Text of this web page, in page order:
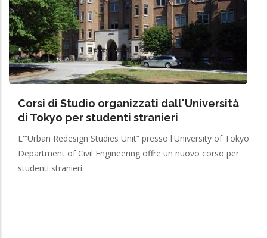
Corsi di Studio organizzati dall'Università
di Tokyo per studenti stranieri
L'“Urban Redesign Studies Unit” presso l'University of Tokyo
Department of Civil Engineering offre un nuovo corso per
studenti stranieri.